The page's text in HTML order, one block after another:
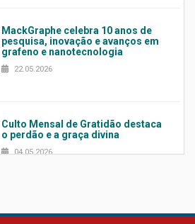
MackGraphe celebra 10 anos de
pesquisa, inovação e avanços em
grafeno e nanotecnologia
22.05.2026
Culto Mensal de Gratidão destaca
o perdão e a graça divina
04.05.2026
Confira como foi o culto mensal